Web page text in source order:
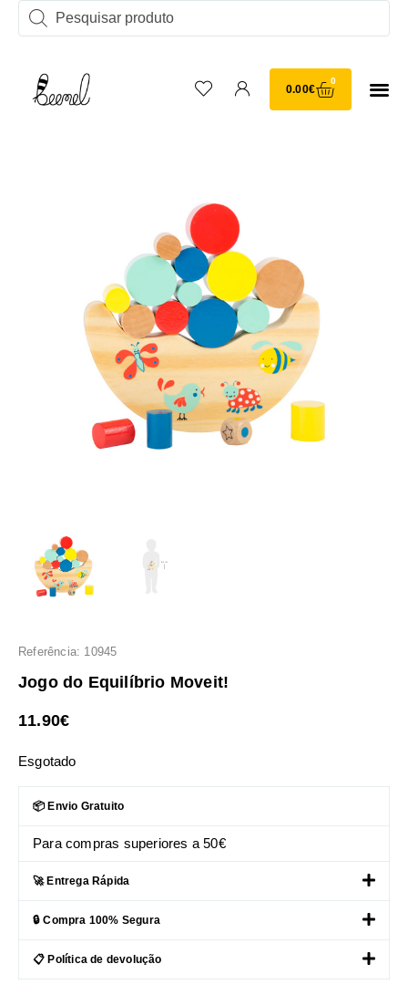
0.00€
0
Referência: 10945
Jogo do Equilíbrio Moveit!
11.90€
Esgotado
📦 Envio Gratuito
Para compras superiores a 50€
🚀 Entrega Rápida
🔒 Compra 100% Segura
📋 Política de devolução